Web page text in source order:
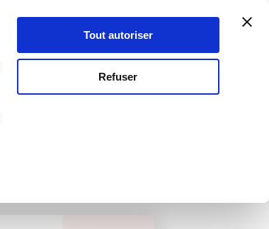
Tout autoriser
Refuser
Se connecter